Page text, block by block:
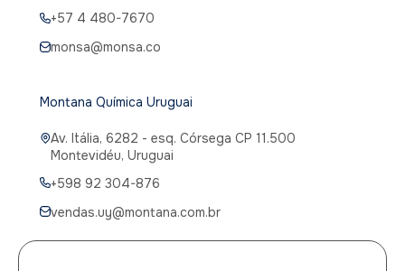
+57 4 480-7670
monsa@monsa.co
Montana Química Uruguai
Av. Itália, 6282 - esq. Córsega CP 11.500
Montevidéu, Uruguai
+598 92 304-876
vendas.uy@montana.com.br